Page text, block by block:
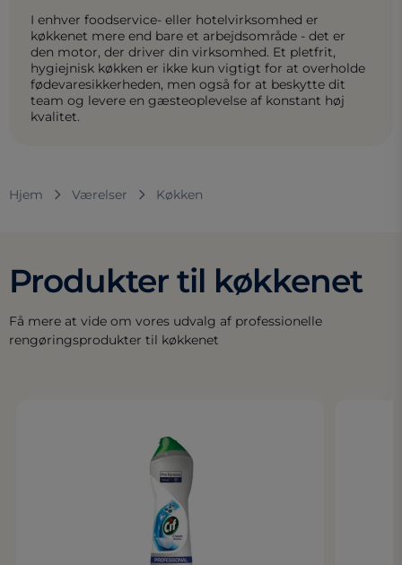
I enhver foodservice- eller hotelvirksomhed er
køkkenet mere end bare et arbejdsområde - det er
den motor, der driver din virksomhed. Et pletfrit,
hygiejnisk køkken er ikke kun vigtigt for at overholde
fødevaresikkerheden, men også for at beskytte dit
team og levere en gæsteoplevelse af konstant høj
kvalitet.
Hjem Værelser Køkken
Produkter til køkkenet
Få mere at vide om vores udvalg af professionelle
rengøringsprodukter til køkkenet